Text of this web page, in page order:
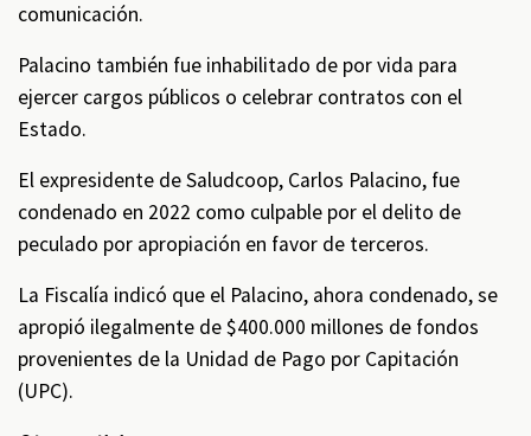
comunicación.
Palacino también fue inhabilitado de por vida para
ejercer cargos públicos o celebrar contratos con el
Estado.
El expresidente de Saludcoop, Carlos Palacino, fue
condenado en 2022 como culpable por el delito de
peculado por apropiación en favor de terceros.
La Fiscalía indicó que el Palacino, ahora condenado, se
apropió ilegalmente de $400.000 millones de fondos
provenientes de la Unidad de Pago por Capitación
(UPC).